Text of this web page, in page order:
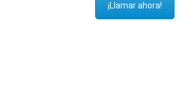
¡Llamar ahora!